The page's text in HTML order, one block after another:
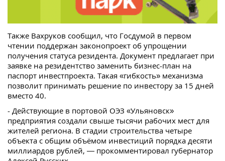
Также Вахруков сообщил, что Госдумой в первом
чтении поддержан законопроект об упрощении
получения статуса резидента. Документ предлагает при
заявке на резидентство заменить бизнес-план на
паспорт инвестпроекта. Такая «гибкость» механизма
позволит принимать решение по инвестору за 15 дней
вместо 40.
- Действующие в портовой ОЭЗ «Ульяновск»
предприятия создали свыше тысячи рабочих мест для
жителей региона. В стадии строительства четыре
объекта с общим объёмом инвестиций порядка десяти
миллиардов рублей, — прокомментировал губернатор